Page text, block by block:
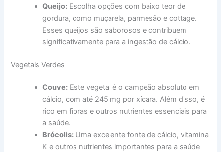
Queijo: Escolha opções com baixo teor de
gordura, como muçarela, parmesão e cottage.
Esses queijos são saborosos e contribuem
significativamente para a ingestão de cálcio.
Vegetais Verdes
Couve: Este vegetal é o campeão absoluto em
cálcio, com até 245 mg por xícara. Além disso, é
rico em fibras e outros nutrientes essenciais para
a saúde.
Brócolis: Uma excelente fonte de cálcio, vitamina
K e outros nutrientes importantes para a saúde